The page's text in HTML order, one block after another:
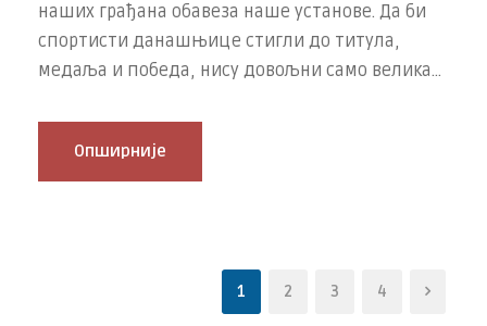
наших грађана обавеза наше установе. Да би
спортисти данашњице стигли до титула,
медаља и победа, нису довољни само велика...
Опширније
1 2 3 4